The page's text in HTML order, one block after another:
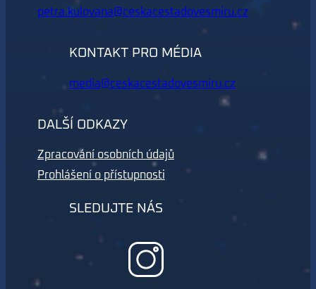
petra.kulovana@ceskacestadovesmiru.cz
KONTAKT PRO MÉDIA
media@ceskacestadovesmiru.cz
DALŠÍ ODKAZY
Zpracování osobních údajů
Prohlášení o přístupnosti
SLEDUJTE NÁS